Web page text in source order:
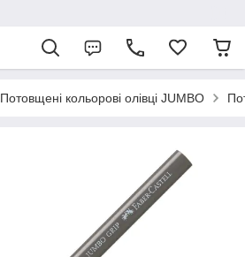
Потовщені кольорові олівці JUMBO